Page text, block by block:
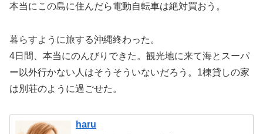
本当にこの島に住んだら電動自転車は絶対買おう。
暮らすように旅する沖縄終わった。
4日間、本当にのんびりできた。観光地に来て海とスーパ
ー以外行かない人はそうそういないだろう。1棟貸しの家
は別荘のように過ごせた。
haru